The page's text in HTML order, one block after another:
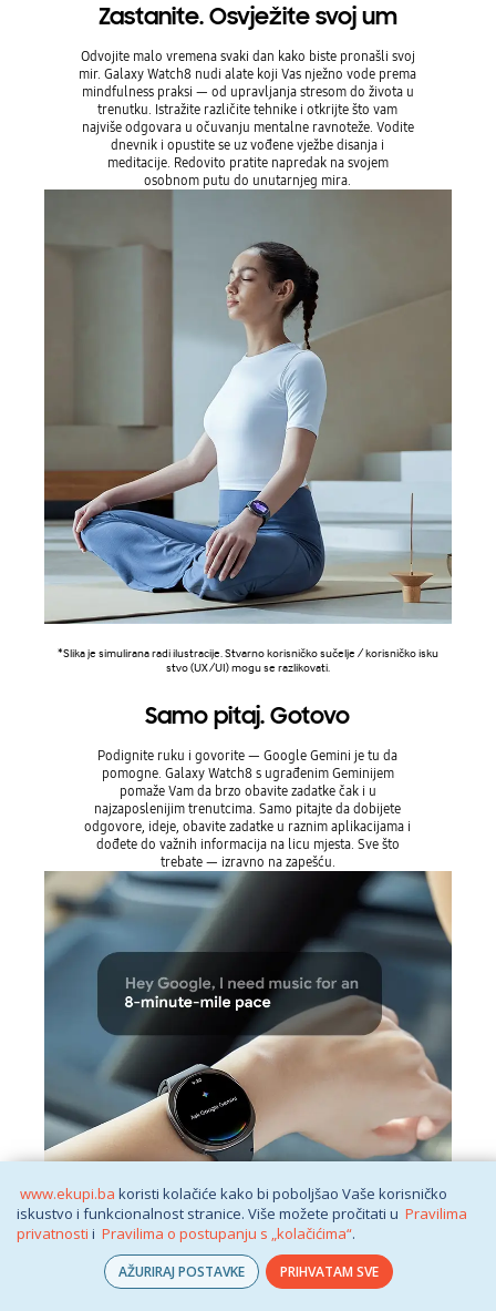
www.ekupi.ba koristi kolačiće kako bi poboljšao Vaše korisničko
iskustvo i funkcionalnost stranice. Više možete pročitati u Pravilima
privatnosti i Pravilima o postupanju s „kolačićima“.
AŽURIRAJ POSTAVKE PRIHVATAM SVE
Zastanite. Osvježite svoj um
Odvojite malo vremena svaki dan kako biste pronašli svoj
mir. Galaxy Watch8 nudi alate koji Vas nježno vode prema
mindfulness praksi — od upravljanja stresom do života u
trenutku. Istražite različite tehnike i otkrijte što vam
najviše odgovara u očuvanju mentalne ravnoteže. Vodite
dnevnik i opustite se uz vođene vježbe disanja i
meditacije. Redovito pratite napredak na svojem
osobnom putu do unutarnjeg mira.
*Slika je simulirana radi ilustracije. Stvarno korisničko sučelje / korisničko isku
stvo (UX/UI) mogu se razlikovati.
Samo pitaj. Gotovo
Podignite ruku i govorite — Google Gemini je tu da
pomogne. Galaxy Watch8 s ugrađenim Geminijem
pomaže Vam da brzo obavite zadatke čak i u
najzaposlenijim trenutcima. Samo pitajte da dobijete
odgovore, ideje, obavite zadatke u raznim aplikacijama i
dođete do važnih informacija na licu mjesta. Sve što
trebate — izravno na zapešću.